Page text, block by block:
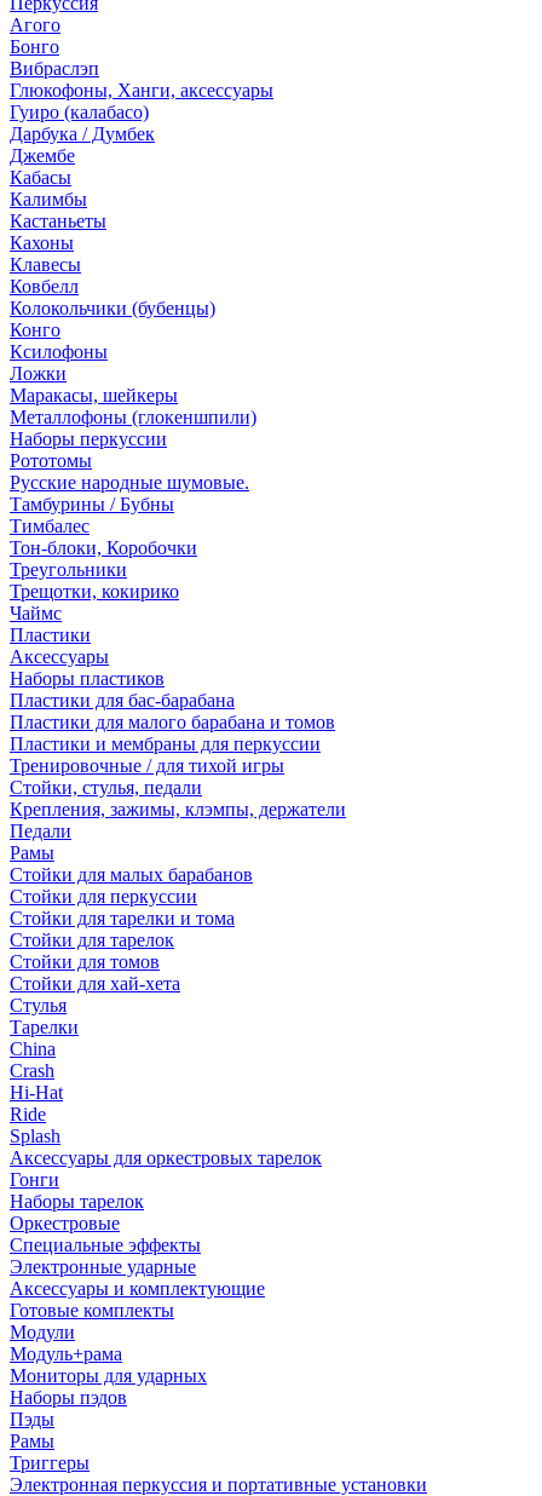
Агого
Бонго
Вибраслэп
Глюкофоны, Ханги, аксессуары
Гуиро (калабасо)
Дарбука / Думбек
Джембе
Кабасы
Калимбы
Кастаньеты
Кахоны
Клавесы
Ковбелл
Колокольчики (бубенцы)
Конго
Ксилофоны
Ложки
Маракасы, шейкеры
Металлофоны (глокеншпили)
Наборы перкуссии
Рототомы
Русские народные шумовые.
Тамбурины / Бубны
Тимбалес
Тон-блоки, Коробочки
Треугольники
Трещотки, кокирико
Чаймс
Пластики
Аксессуары
Наборы пластиков
Пластики для бас-барабана
Пластики для малого барабана и томов
Пластики и мембраны для перкуссии
Тренировочные / для тихой игры
Стойки, стулья, педали
Крепления, зажимы, клэмпы, держатели
Педали
Рамы
Стойки для малых барабанов
Стойки для перкуссии
Стойки для тарелки и тома
Стойки для тарелок
Стойки для томов
Стойки для хай-хета
Стулья
Тарелки
China
Crash
Hi-Hat
Ride
Splash
Аксессуары для оркестровых тарелок
Гонги
Наборы тарелок
Оркестровые
Специальные эффекты
Электронные ударные
Аксессуары и комплектующие
Готовые комплекты
Модули
Модуль+рама
Мониторы для ударных
Наборы пэдов
Пэды
Рамы
Триггеры
Электронная перкуссия и портативные установки